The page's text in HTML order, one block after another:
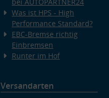
Was ist HPS - High
Performance Standard?
EBC-Bremse richtig
Einbremsen
Runter im Hof
Versandarten